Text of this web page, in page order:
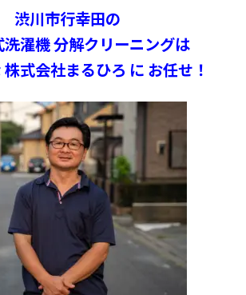
渋川市行幸田の
洗濯機 分解クリーニングは
式会社まるひろ に お任せ！